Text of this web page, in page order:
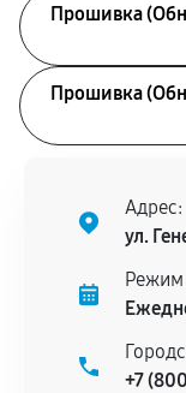
Прошивка
Прошивка
Адрес:
ул.
Режим
+7